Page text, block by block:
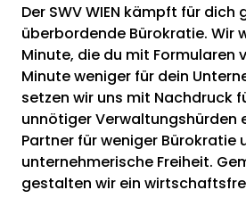
Der SWV WIEN kämpft für dich
überbordende Bürokratie. Wir
Minute, die du mit Formularen
Minute weniger für dein
setzen wir uns mit Nachdruck
unnötiger Verwaltungshürden
Partner für weniger Bürokratie
unternehmerische Freiheit.
gestalten wir ein